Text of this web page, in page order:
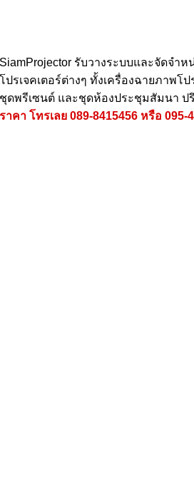
SiamProjector รับวางระบบและจัดจำ
โปรเจคเตอร์ต่างๆ ทั้งเครื่องฉายภาพโ
ชุดพรีเซนต์ และชุดห้องประชุมสัมนา ป
ราคา โทรเลย 089-8415456 หรือ 095-